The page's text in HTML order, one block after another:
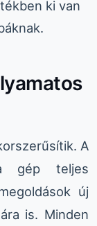
ki van
A
gép teljes
új
is. Minden